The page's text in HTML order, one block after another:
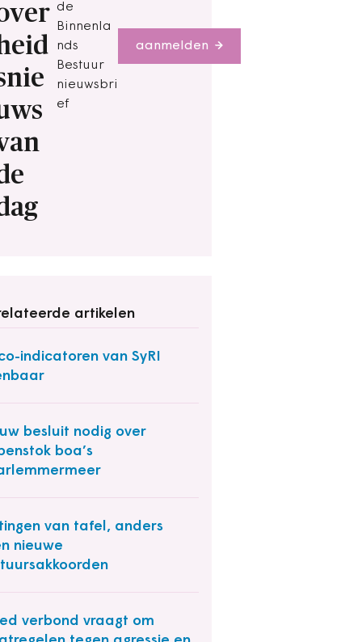
de
Binnenla
nds
Bestuur
nieuwsbri
ef
aanmelden
artikelen
indicatoren van SyRI
besluit nodig over
boa’s
van tafel, anders
nieuwe
verbond vraagt om